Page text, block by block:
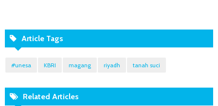
Article Tags
#unesa KBRI magang riyadh tanah suci
Related Articles